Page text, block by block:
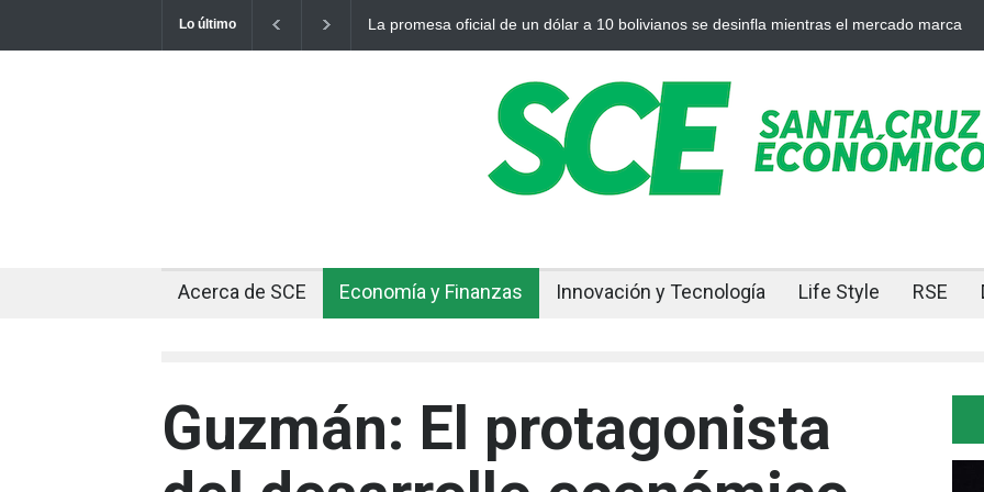
Lo último
La promesa oficial de un dólar a 10 bolivianos se desinfla mientras el mercado marca
Cuando el
Acerca de SCE Economía y Finanzas Innovación y Tecnología Life Style RSE
Guzmán: El protagonista